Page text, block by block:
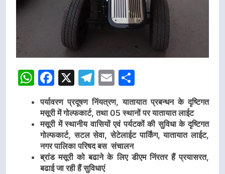
WhatsApp
Facebook
X Telegram
Email
पर्यावरण प्रदूषण निंयत्रण, यातायात प्रबन्धन के दृष्टिगत
मसूरी में गोल्फकार्ट, तथा 05 स्थानों पर यातायात लाईट
मसूरी में स्थानीय वासियों एवं पर्यटकों की सुविधा के दृष्टिगत
गोल्फकार्ट, सटल सेवा, सेटेलाईट पार्किंग, यातायात लाईट,
नगर पालिका परिषद बस संचालन
ब्रांड मसूरी को बढाने के लिए डीएम निंरतर हैं प्रयासरत,
बढाई जा रही हैं सुविधाएं